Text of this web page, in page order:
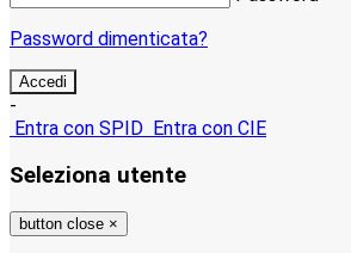
Password dimenticata?
-
Entra con SPID Entra con CIE
Seleziona utente
button close ×